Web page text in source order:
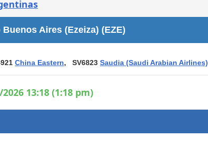
Aires (Ezeiza) (EZE)
China Eastern, SV6823 Saudia (Saudi Arabian Airlines)
13:18 (1:18 pm)